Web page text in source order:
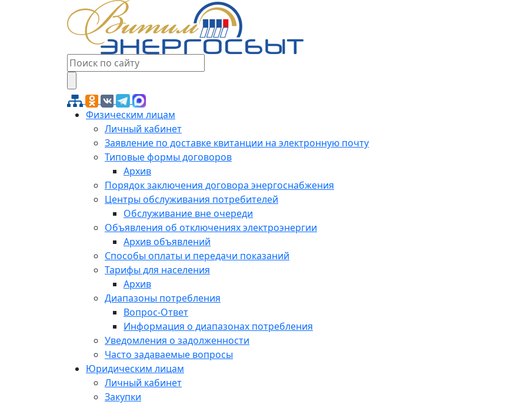
Физическим лицам
Личный кабинет
Заявление по доставке квитанции на электронную почту
Типовые формы договоров
Архив
Порядок заключения договора энергоснабжения
Центры обслуживания потребителей
Обслуживание вне очереди
Объявления об отключениях электроэнергии
Архив объявлений
Способы оплаты и передачи показаний
Тарифы для населения
Архив
Диапазоны потребления
Вопрос-Ответ
Информация о диапазонах потребления
Уведомления о задолженности
Часто задаваемые вопросы
Юридическим лицам
Личный кабинет
Закупки